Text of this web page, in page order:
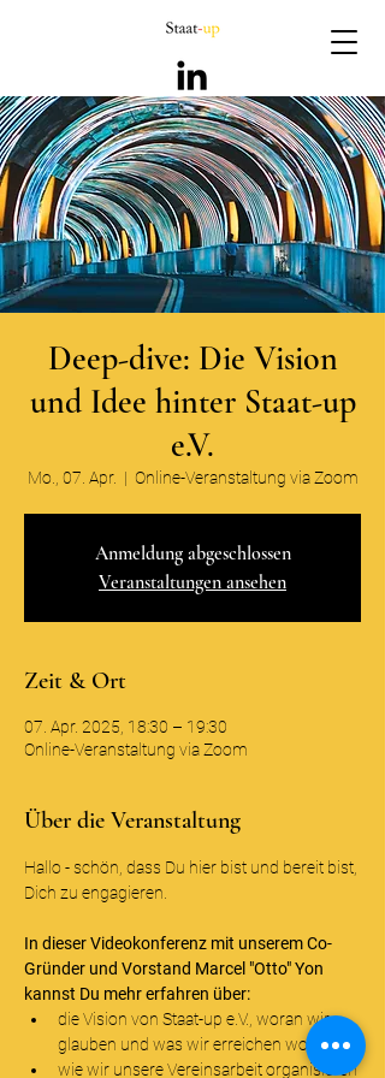
Deep-dive: Die Vision
und Idee hinter Staat-up
e.V.
Mo., 07. Apr.
  |
Online-Veranstaltung via Zoom
Anmeldung abgeschlossen
Veranstaltungen ansehen
Zeit & Ort
07. Apr. 2025, 18:30 – 19:30
Online-Veranstaltung via Zoom
Über die Veranstaltung
Hallo - schön, dass Du hier bist und bereit bist,
Dich zu engagieren.
In dieser Videokonferenz mit unserem Co-
Gründer und Vorstand Marcel "Otto" Yon
kannst Du mehr erfahren über:
die Vision von Staat-up e.V., woran wir
glauben und was wir erreichen wollen
wie wir unsere Vereinsarbeit organisieren